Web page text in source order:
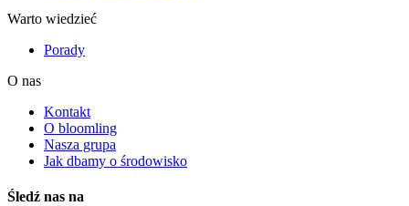
Warto wiedzieć
Porady
O nas
Kontakt
O bloomling
Nasza grupa
Jak dbamy o środowisko
Śledź nas na